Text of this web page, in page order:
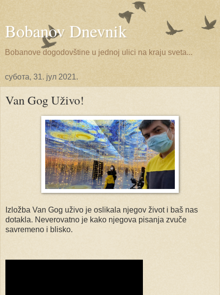
Bobanov Dnevnik
Bobanove dogodovštine u jednoj ulici na kraju sveta...
субота, 31. јул 2021.
Van Gog Uživo!
Izložba Van Gog uživo je oslikala njegov život i baš nas
dotakla. Neverovatno je kako njegova pisanja zvuče
savremeno i blisko.